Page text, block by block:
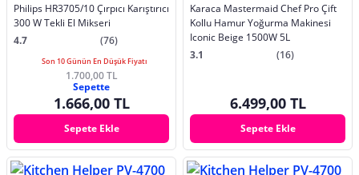
Philips HR3705/10 Çırpıcı Karıştırıcı
300 W Tekli El Mikseri
4.7
(76)
Son 10 Günün En Düşük Fiyatı
1.700,00 TL
Sepette
1.666,00 TL
Sepete Ekle
Karaca Mastermaid Chef Pro Çift
Kollu Hamur Yoğurma Makinesi
Iconic Beige 1500W 5L
3.1
(16)
6.499,00 TL
Sepete Ekle